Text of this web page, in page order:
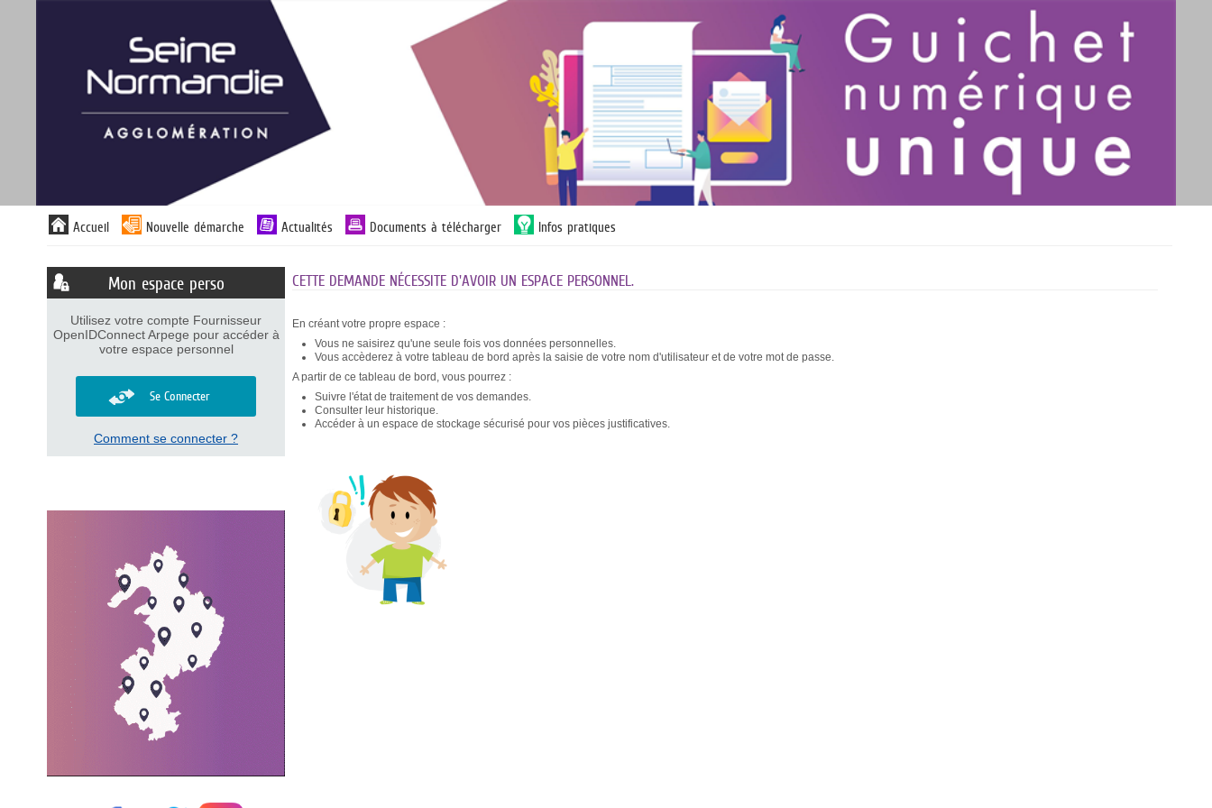
Liste
des
Accueil Nouvelle démarche Actualités Documents à télécharger Infos pratiques
Mon espace perso
Utilisez votre compte Fournisseur
OpenIDConnect Arpege pour accéder à
votre espace personnel
Se Connecter
Comment se connecter ?
CETTE DEMANDE NÉCESSITE D'AVOIR UN ESPACE PERSONNEL.
En créant votre propre espace :
Vous ne saisirez qu'une seule fois vos données personnelles.
Vous accèderez à votre tableau de bord après la saisie de votre nom d'utilisateur et de votre mot de passe.
A partir de ce tableau de bord, vous pourrez :
Suivre l'état de traitement de vos demandes.
Consulter leur historique.
Accéder à un espace de stockage sécurisé pour vos pièces justificatives.